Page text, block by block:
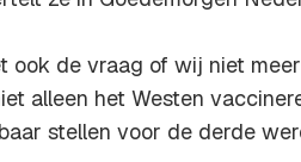
ook de vraag of wij niet
alleen het Westen
stellen voor de derde